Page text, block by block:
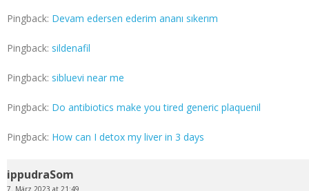
Pingback: Devam edersen ederim ananı sıkerım
Pingback: sildenafil
Pingback: sibluevi near me
Pingback: Do antibiotics make you tired generic plaquenil
Pingback: How can I detox my liver in 3 days
ippudraSom